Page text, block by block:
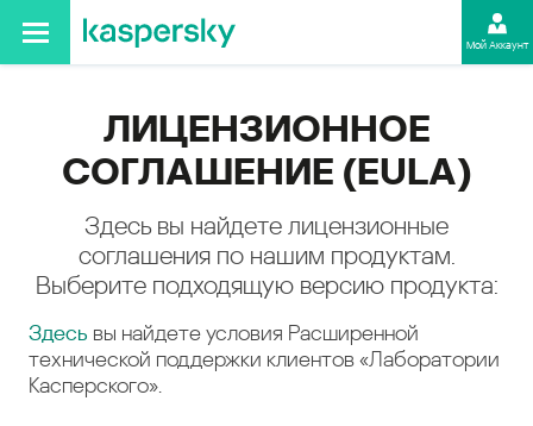
Мой Аккаунт
ЛИЦЕНЗИОННОЕ
СОГЛАШЕНИЕ (EULA)
Здесь вы найдете лицензионные
соглашения по нашим продуктам.
Выберите подходящую версию продукта:
Здесь вы найдете условия Расширенной
технической поддержки клиентов «Лаборатории
Касперского».